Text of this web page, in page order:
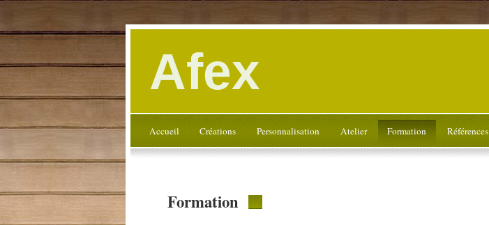
Afex
Accueil Créations Personnalisation Atelier Formation Références
Formation